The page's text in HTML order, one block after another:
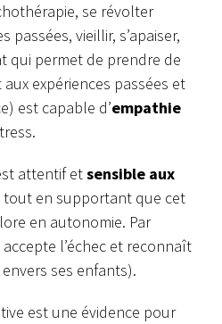
se révolter
vieillir, s’apaiser,
qui permet de prendre de
expériences passées et
est capable d’empathie
attentif etsensible aux
tout en supportant que cet
en autonomie. Par
l’échec et reconnaît
ses enfants).
est une évidence pour